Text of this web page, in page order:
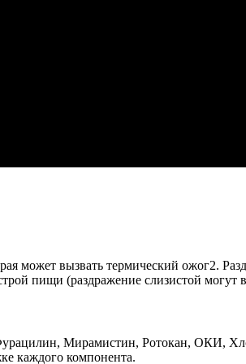
может вызвать термический ожог2.
пищи (раздражение слизистой могут
Мирамистин, Ротокан, ОКИ,
каждого компонента.